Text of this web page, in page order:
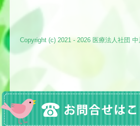
Copyright (c) 2021 - 2026 医療法人社団